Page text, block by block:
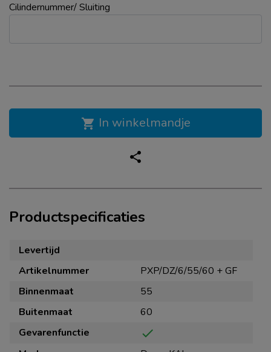
Productspecificaties
Levertijd
Artikelnummer
PXP/DZ/6/55/60 + GF
Binnenmaat
55
Buitenmaat
60
Gevarenfunctie
check
Cilindernummer/ Sluiting
shopping_cart In winkelmandje
share